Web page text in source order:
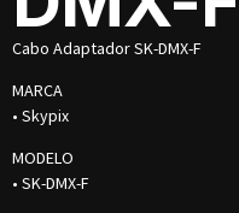
Cabo Adaptador SK-DMX-F
MARCA
• Skypix
MODELO
• SK-DMX-F